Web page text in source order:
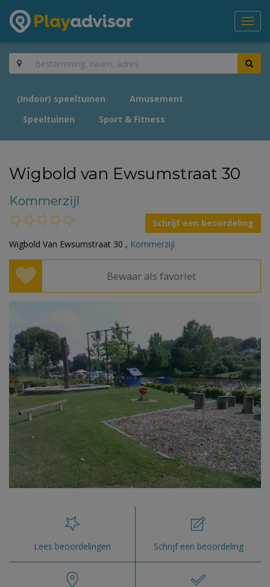
(Indoor) speeltuinen
Amusement
Speeltuinen
Sport & Fitness
Wigbold van Ewsumstraat 30
Kommerzijl
Schrijf een beoordeling
Wigbold Van Ewsumstraat 30 , Kommerzijl
Bewaar als favoriet
Lees beoordelingen Schrijf een beoordeling